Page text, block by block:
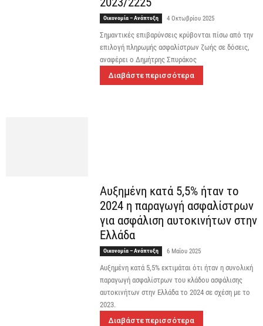
Οικονομία – Ανάπτυξη 4 Οκτωβρίου 2025
Σημαντικές επιβαρύνσεις κρύβονται πίσω από την
επιλογή πληρωμής ασφαλίστρων ζωής σε δόσεις,
αναφέρει ο Δημήτρης Σπυράκος
Διαβάστε περισσότερα
Αυξημένη κατά 5,5% ήταν το
2024 η παραγωγή ασφαλίστρων
για ασφάλιση αυτοκινήτων στην
Ελλάδα
Οικονομία – Ανάπτυξη 6 Μαΐου 2025
Αυξημένη κατά 5,5% εκτιμάται ότι ήταν η συνολική
παραγωγή ασφαλίστρων του κλάδου ασφάλισης
αυτοκινήτων στην Ελλάδα το 2024 σε σχέση με το
2023.
Διαβάστε περισσότερα